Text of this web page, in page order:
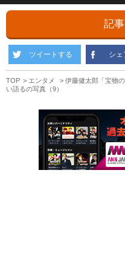
記
ツイートする シェ
TOP エンタメ
伊藤健太郎「宝物
い語るの写真（9）